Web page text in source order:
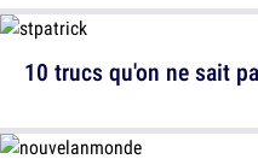
10 trucs qu'on ne sait